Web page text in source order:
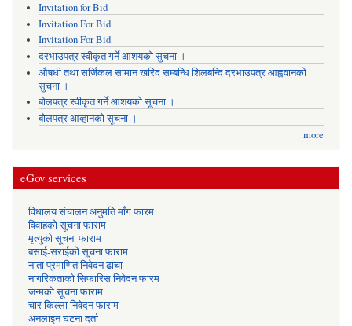
Invitation for Bid
Invitation For Bid
Invitation For Bid
दरभाउपत्र स्वीकृत गर्ने आशयको सुचना ।
औषधी तथा सर्जिकल सामान खरिद सम्बन्धि शिलबन्दि दरभाउपत्र आह्ववानको
सुचना ।
बोलपत्र स्वीकृत गर्ने आशयको सूचना ।
बोलपत्र आव्हानको सूचना ।
more
eGov services
विधालय संचालन अनुमति माँग फारम
विवाहको सूचना फाराम
मृत्युको सूचना फाराम
बसाई-सराईको सूचना फाराम
नाता प्रमाणित निवेदन ढाचा
नागरिकताको सिफारिस निवेदन फारम
जन्मको सूचना फाराम
चार किल्ला निवेदन फाराम
अनलाइन घटना दर्ता